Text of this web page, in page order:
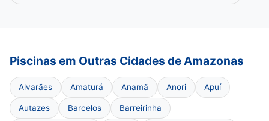
Piscinas em Outras Cidades de Amazonas
Alvarães Amaturá Anamã Anori Apuí
Autazes Barcelos Barreirinha